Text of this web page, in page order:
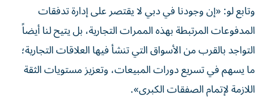
وتابع لو: «إن وجودنا في دبي لا يقتصر على إدارة تدفقات
المدفوعات المرتبطة بهذه الممرات التجارية، بل يتيح لنا أيضاً
التواجد بالقرب من الأسواق التي تنشأ فيها العلاقات التجارية؛
ما يسهم في تسريع دورات المبيعات، وتعزيز مستويات الثقة
اللازمة لإتمام الصفقات الكبرى».